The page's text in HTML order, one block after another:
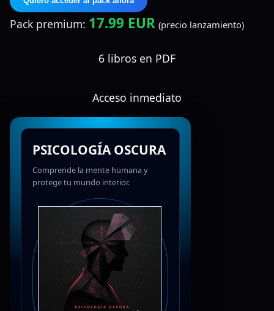
Pack premium: 17.99 EUR (precio lanzamiento)
6 libros en PDF
Acceso inmediato
PSICOLOGÍA OSCURA
Comprende la mente humana y
protege tu mundo interior.